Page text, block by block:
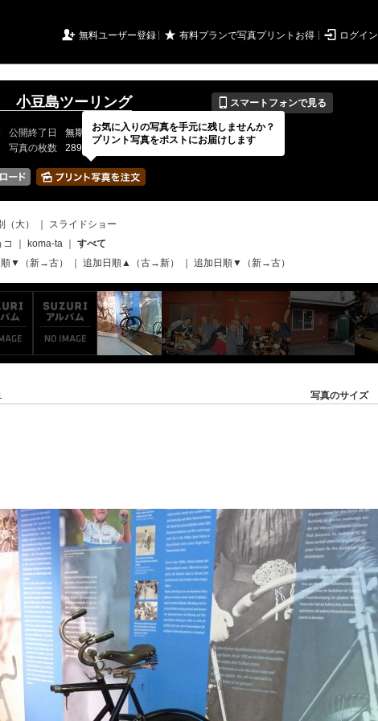
 無料ユーザー登録 ★ 有料プランで写真プリントお得  ログイン
豆島ツーリング 📱 スマートフォンで見る
公開終了日 無期限 イベントの期間
---
写真の枚数 289 / 2000枚
（大）
スライドショー
コ koma-ta
すべて
▼（新→古） 追加日順▲（古→新） 追加日順▼（新→古）
写真のサイズ
お気に入りの写真を手元に残しませんか？
プリント写真をポストにお届けします